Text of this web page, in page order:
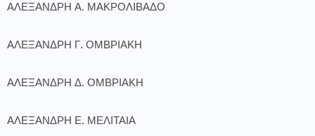
ΑΛΕΞΑΝΔΡΗ Α. ΜΑΚΡΟΛΙΒΑΔΟ
ΑΛΕΞΑΝΔΡΗ Γ. ΟΜΒΡΙΑΚΗ
ΑΛΕΞΑΝΔΡΗ Δ. ΟΜΒΡΙΑΚΗ
ΑΛΕΞΑΝΔΡΗ Ε. ΜΕΛΙΤΑΙΑ